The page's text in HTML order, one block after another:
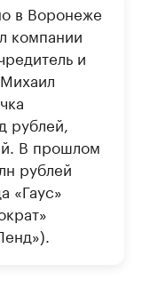
в Воронеже
компании
и
рублей,
В прошлом
рублей
«Гаус»